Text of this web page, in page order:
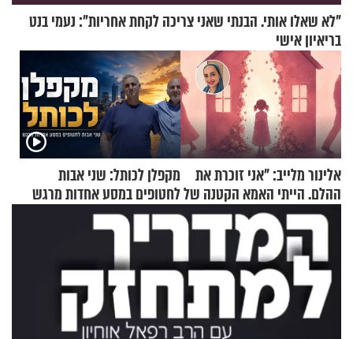
"לא שאלו אותי. הבנתי שאני צריכה לקחת אחריות": נעמי בנט
בריאיון אישי
אלינור מלייב: "אני זוכרת את
ההלם. הייתי האמא הקטנה של
הבית"
מקפלן לכותל: שני אבות
לחטופים במסע אחדות מרגש